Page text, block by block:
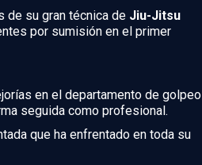
de su gran técnica de Jiu-Jitsu
por sumisión en el primer
en el departamento de golpeo
seguida como profesional.
que ha enfrentado en toda su